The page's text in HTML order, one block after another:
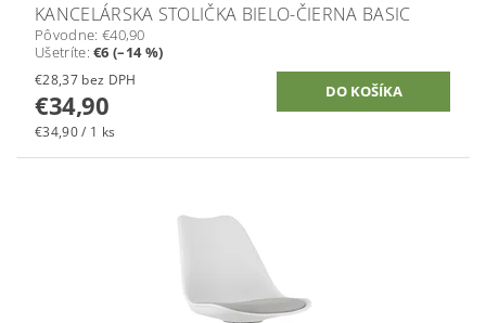
KANCELÁRSKA STOLIČKA BIELO-ČIERNA BASIC
Pôvodne: €40,90
Ušetríte:€6 (–14 %)
€28,37 bez DPH
€34,90
€34,90 / 1 ks